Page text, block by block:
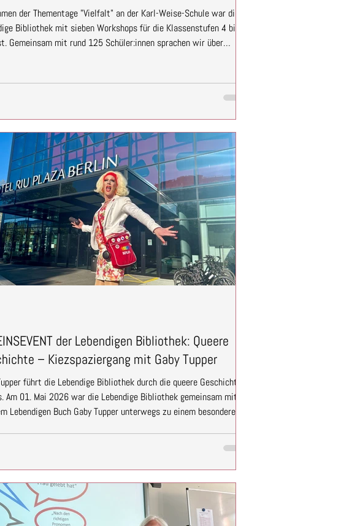
der Thementage "Vielfalt" an der Karl-Weise-Schule war die
Bibliothek mit sieben Workshops für die Klassenstufen 4 bis 6
Gemeinsam mit rund 125 Schüler:innen sprachen wir über
aus ihrem Alltag und beantworteten die Fragen der Kinder
direkt. Dabei entstanden Gespräche über Barrieren, Vorur
der Lebendigen Bibliothek: Queere
– Kiezspaziergang mit Gaby Tupper
führt die Lebendige Bibliothek durch die queere Geschichte
Am 01. Mai 2026 war die Lebendige Bibliothek gemeinsam mit
Lebendigen Buch Gaby Tupper unterwegs zu einem besonderen
– mitten im Alltag des Berliner Regenbogenkiezes. Schon zu
wurde deutlich: Geschichte besteht nicht nur aus Jahreszahlen